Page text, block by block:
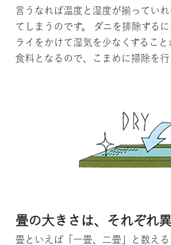
言うなれば温度と湿度が揃ってい
てしまうのです。 ダニを排除する
ライをかけて湿気を少なくするこ
食料となるので、こまめに掃除を行
畳の大きさは、それぞれ
畳といえば「一畳、二畳」と数え